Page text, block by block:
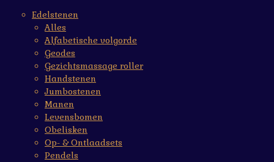
Edelstenen
Alles
Alfabetische volgorde
Geodes
Gezichtsmassage roller
Handstenen
Jumbostenen
Manen
Levensbomen
Obelisken
Op- & Ontlaadsets
Pendels